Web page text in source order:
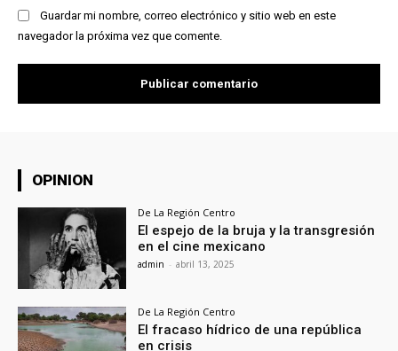
Guardar mi nombre, correo electrónico y sitio web en este
navegador la próxima vez que comente.
OPINION
De La Región Centro
El espejo de la bruja y la transgresión
en el cine mexicano
admin - abril 13, 2025
De La Región Centro
El fracaso hídrico de una república
en crisis